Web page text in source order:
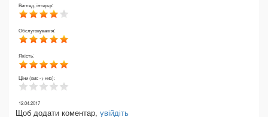
Вигляд, інтерєр:
Обслуговування:
Якість:
Ціни (вис -> низ):
12.04.2017
Щоб додати коментар, увійдіть